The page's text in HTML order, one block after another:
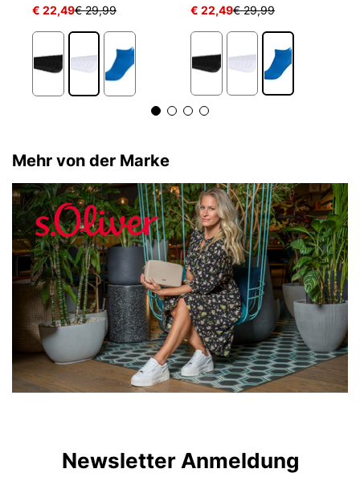
€ 22,49€ 29,99 € 22,49€ 29,99
Mehr von der Marke
Newsletter Anmeldung